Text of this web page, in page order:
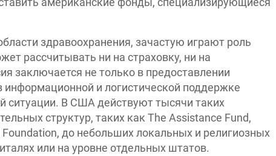
здравоохранения, зачастую играют роль
рассчитывать ни на страховку, ни на
заключается не только в предоставлении
информационной и логистической поддержке
ситуации. В США действуют тысячи таких
структур, таких как The Assistance Fund,
до небольших локальных и религиозных
или на уровне отдельных штатов.